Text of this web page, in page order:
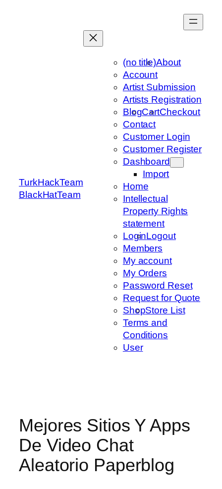
TurkHackTeam
BlackHatTeam
(no title)About
Account
Artist Submission
Artists Registration
BlogCartCheckout
Contact
Customer Login
Customer Register
Dashboard
Import
Home
Intellectual
Property Rights
statement
LoginLogout
Members
My account
My Orders
Password Reset
Request for Quote
ShopStore List
Terms and
Conditions
User
Mejores Sitios Y Apps
De Video Chat
Aleatorio Paperblog